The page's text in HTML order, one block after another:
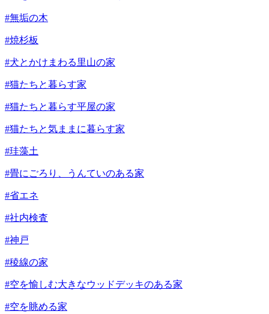
#無垢の木
#焼杉板
#犬とかけまわる里山の家
#猫たちと暮らす家
#猫たちと暮らす平屋の家
#猫たちと気ままに暮らす家
#珪藻土
#畳にごろり、うんていのある家
#省エネ
#社内検査
#神戸
#稜線の家
#空を愉しむ大きなウッドデッキのある家
#空を眺める家